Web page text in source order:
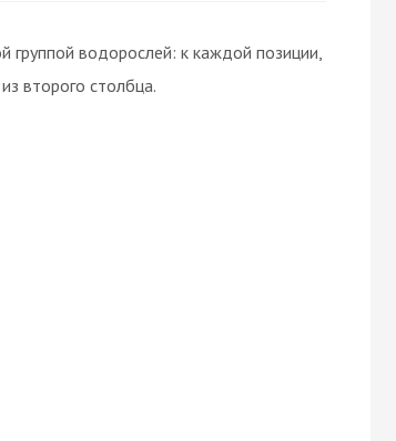
группой водорослей: к каждой позиции,
второго столбца.